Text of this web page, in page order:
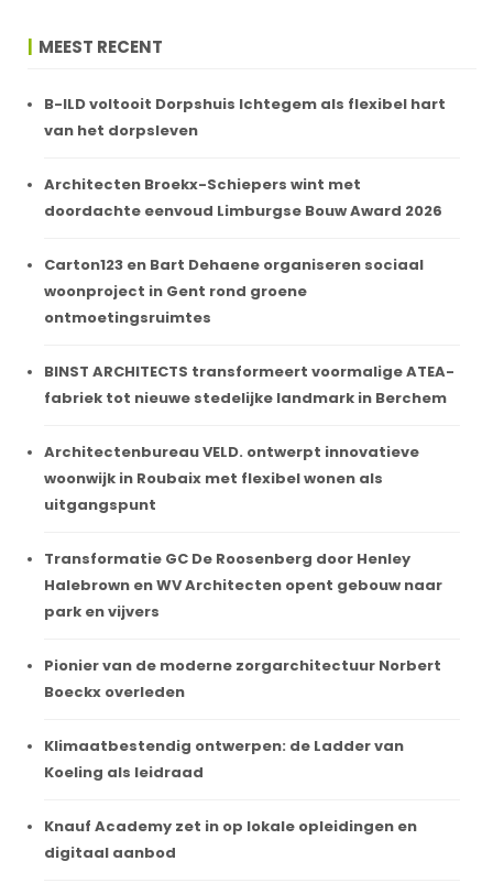
MEEST RECENT
B-ILD voltooit Dorpshuis Ichtegem als flexibel hart
van het dorpsleven
Architecten Broekx-Schiepers wint met
doordachte eenvoud Limburgse Bouw Award 2026
Carton123 en Bart Dehaene organiseren sociaal
woonproject in Gent rond groene
ontmoetingsruimtes
BINST ARCHITECTS transformeert voormalige ATEA-
fabriek tot nieuwe stedelijke landmark in Berchem
Architectenbureau VELD. ontwerpt innovatieve
woonwijk in Roubaix met flexibel wonen als
uitgangspunt
Transformatie GC De Roosenberg door Henley
Halebrown en WV Architecten opent gebouw naar
park en vijvers
Pionier van de moderne zorgarchitectuur Norbert
Boeckx overleden
Klimaatbestendig ontwerpen: de Ladder van
Koeling als leidraad
Knauf Academy zet in op lokale opleidingen en
digitaal aanbod